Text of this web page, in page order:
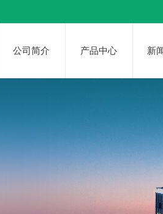
公司简介 产品中心 新